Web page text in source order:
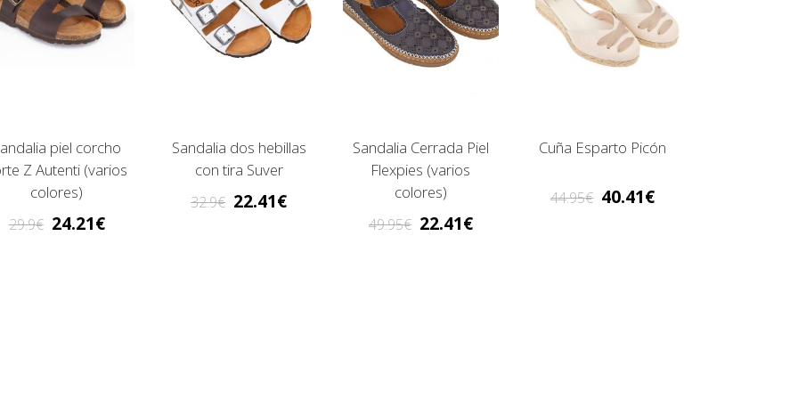
piel corcho
Z Autenti (varios
colores)
29.9 24.21
Sandalia dos hebillas
con tira Suver
32.9 22.41
Sandalia Cerrada Piel
Flexpies (varios
colores)
49.95 22.41
Cuña Esparto Picón
44.95 40.41